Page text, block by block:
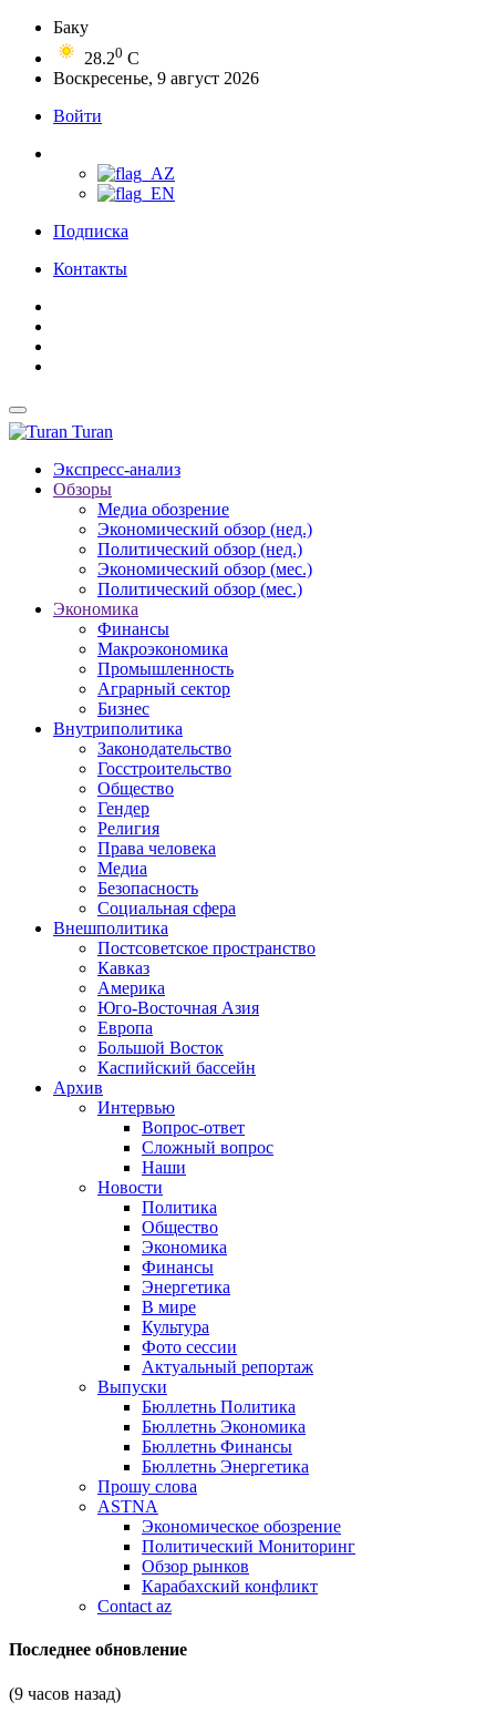
Баку
28.20 C
Воскресенье, 9 август 2026
Войти
Подписка
Контакты
Turan
Экспресс-анализ
Обзоры
Медиа обозрение
Экономический обзор (нед.)
Политический обзор (нед.)
Экономический обзор (мес.)
Политический обзор (мес.)
Экономика
Финансы
Макроэкономика
Промышленность
Аграрный сектор
Бизнес
Внутриполитика
Законодательство
Госстроительство
Общество
Гендер
Религия
Права человека
Медиа
Безопасность
Социальная сфера
Внешполитика
Постсоветское пространство
Кавказ
Америка
Юго-Восточная Азия
Европа
Большой Восток
Каспийский бассейн
Архив
Интервью
Вопрос-ответ
Сложный вопрос
Наши
Новости
Политика
Общество
Экономика
Финансы
Энергетика
В мире
Культура
Фото сессии
Актуальный репортаж
Выпуски
Бюллетнь Политика
Бюллетнь Экономика
Бюллетнь Финансы
Бюллетнь Энергетика
Прошу слова
ASTNA
Экономическое обозрение
Политический Мониторинг
Обзор рынков
Карабахский конфликт
Contact az
Последнее обновление
(9 часов назад)